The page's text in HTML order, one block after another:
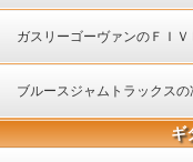
ガスリーゴーヴァンのＦＩ
ブルースジャムトラックス
ギ